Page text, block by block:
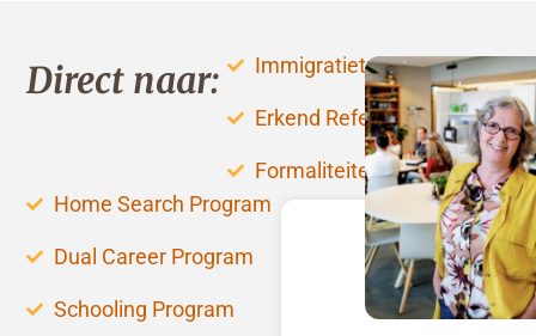
Direct naar: Immigratietraject
Erkend Referent worden
Formaliteiten
Home Search Program
Dual Career Program
Schooling Program